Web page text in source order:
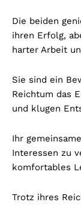
Die beiden
ihren Erfolg,
harter Arbeit
Sie sind ein
Reichtum das
und klugen
Ihr
Interessen zu
komfortables
Trotz ihres